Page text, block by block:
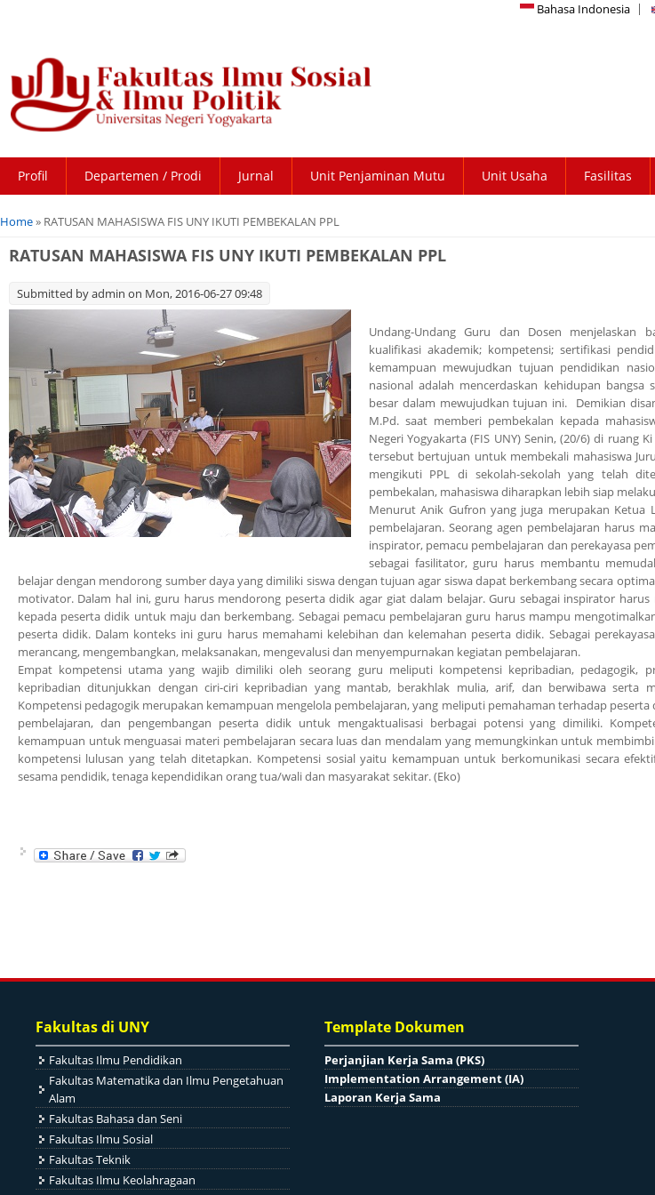
Bahasa Indonesia
Profil Departemen / Prodi Jurnal Unit Penjaminan Mutu Unit Usaha Fasilitas
You are here
Home» RATUSAN MAHASISWA FIS UNY IKUTI PEMBEKALAN PPL
RATUSAN MAHASISWA FIS UNY IKUTI PEMBEKALAN PPL
Submitted byadmin on Mon, 2016-06-27 09:48
Undang-Undang Guru dan Dosen menjelaskan
kualifikasi akademik; kompetensi; sertifikasi
kemampuan mewujudkan tujuan pendidikan
nasional adalah mencerdaskan kehidupan
besar dalam mewujudkan tujuan ini. Demikian
M.Pd. saat memberi pembekalan kepada
Negeri Yogyakarta (FIS UNY) Senin, (20/6) di ruang
tersebut bertujuan untuk membekali mahasiswa
mengikuti PPL di sekolah-sekolah yang telah
pembekalan, mahasiswa diharapkan lebih siap
Menurut Anik Gufron yang juga merupakan Ketua
pembelajaran. Seorang agen pembelajaran harus
inspirator, pemacu pembelajaran dan perekayasa
sebagai fasilitator, guru harus membantu
belajar dengan mendorong sumber daya yang dimiliki siswa dengan tujuan agar siswa dapat berkembang secara
motivator. Dalam hal ini, guru harus mendorong peserta didik agar giat dalam belajar. Guru sebagai inspirator
kepada peserta didik untuk maju dan berkembang. Sebagai pemacu pembelajaran guru harus mampu
peserta didik. Dalam konteks ini guru harus memahami kelebihan dan kelemahan peserta didik. Sebagai
merancang, mengembangkan, melaksanakan, mengevalusi dan menyempurnakan kegiatan pembelajaran.
Empat kompetensi utama yang wajib dimiliki oleh seorang guru meliputi kompetensi kepribadian, pedagogik,
kepribadian ditunjukkan dengan ciri-ciri kepribadian yang mantab, berakhlak mulia, arif, dan berwibawa serta
Kompetensi pedagogik merupakan kemampuan mengelola pembelajaran, yang meliputi pemahaman terhadap peserta
pembelajaran, dan pengembangan peserta didik untuk mengaktualisasi berbagai potensi yang dimiliki.
kemampuan untuk menguasai materi pembelajaran secara luas dan mendalam yang memungkinkan untuk
kompetensi lulusan yang telah ditetapkan. Kompetensi sosial yaitu kemampuan untuk berkomunikasi secara
sesama pendidik, tenaga kependidikan orang tua/wali dan masyarakat sekitar. (Eko)
Fakultas di UNY
Fakultas Ilmu Pendidikan
Fakultas Matematika dan Ilmu Pengetahuan
Alam
Fakultas Bahasa dan Seni
Fakultas Ilmu Sosial
Fakultas Teknik
Fakultas Ilmu Keolahragaan
Template Dokumen
Perjanjian Kerja Sama (PKS)
Implementation Arrangement (IA)
Laporan Kerja Sama